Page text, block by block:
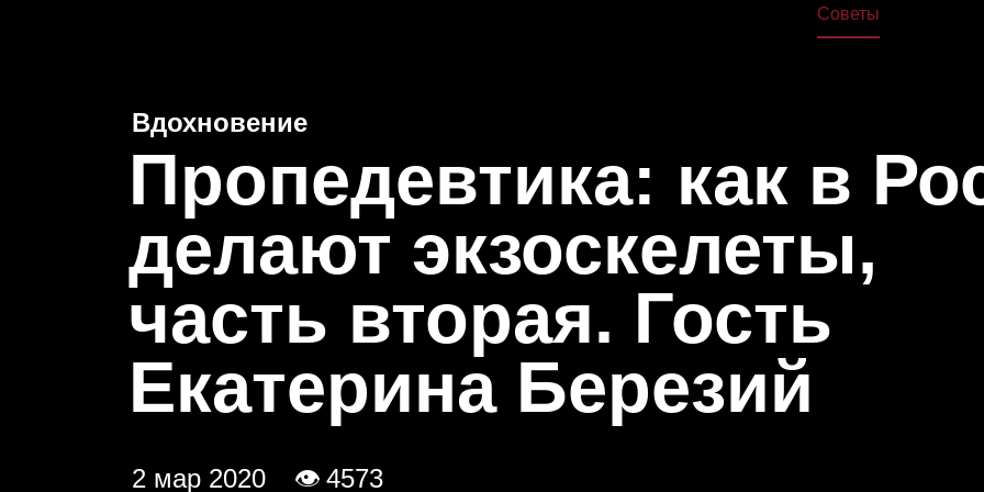
Советы
Вдохновение
Пропедевтика: как в
делают экзоскелеты,
часть вторая. Гость
Екатерина Березий
2 мар 2020 👁 4573